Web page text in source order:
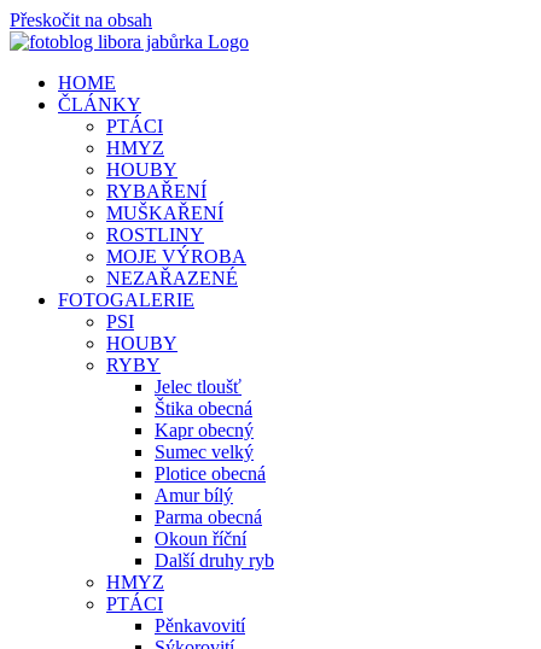
Přeskočit na obsah
HOME
ČLÁNKY
PTÁCI
HMYZ
HOUBY
RYBAŘENÍ
MUŠKAŘENÍ
ROSTLINY
MOJE VÝROBA
NEZAŘAZENÉ
FOTOGALERIE
PSI
HOUBY
RYBY
Jelec tloušť
Štika obecná
Kapr obecný
Sumec velký
Plotice obecná
Amur bílý
Parma obecná
Okoun říční
Další druhy ryb
HMYZ
PTÁCI
Pěnkavovití